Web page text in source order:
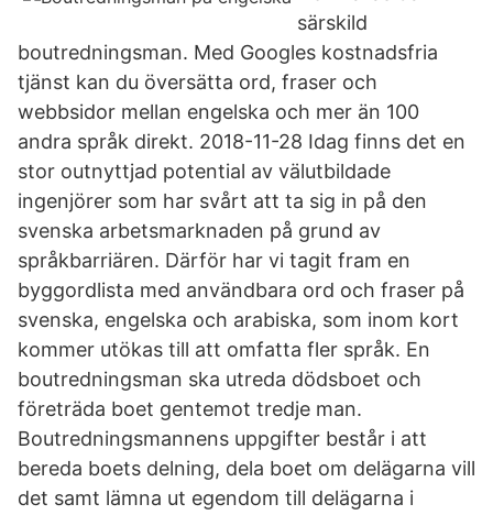
särskild
boutredningsman. Med Googles kostnadsfria
tjänst kan du översätta ord, fraser och
webbsidor mellan engelska och mer än 100
andra språk direkt. 2018-11-28 Idag finns det en
stor outnyttjad potential av välutbildade
ingenjörer som har svårt att ta sig in på den
svenska arbetsmarknaden på grund av
språkbarriären. Därför har vi tagit fram en
byggordlista med användbara ord och fraser på
svenska, engelska och arabiska, som inom kort
kommer utökas till att omfatta fler språk. En
boutredningsman ska utreda dödsboet och
företräda boet gentemot tredje man.
Boutredningsmannens uppgifter består i att
bereda boets delning, dela boet om delägarna vill
det samt lämna ut egendom till delägarna i